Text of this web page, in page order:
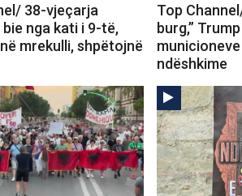
38-vjeçarja
nga kati i 9-të,
mrekulli, shpëtojnë
Top
burg,”
ndëshkime